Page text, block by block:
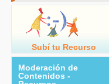
Subí tu Recurso
Moderación de
Contenidos -